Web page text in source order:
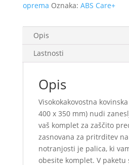
oprema Oznaka: ABS Care+
Opis
Lastnosti
Opis
Visokokakovostna
400 x 350 mm) nudi
vaš komplet za zaščito
zasnovana za pritrditev
notranjosti je palica, ki
obesite komplet. V paketu